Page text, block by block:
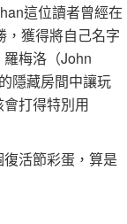
這位讀者曾經在
，獲得將自己名字
梅洛（John
隱藏房間中讓玩
打得特別用
活節彩蛋，算是